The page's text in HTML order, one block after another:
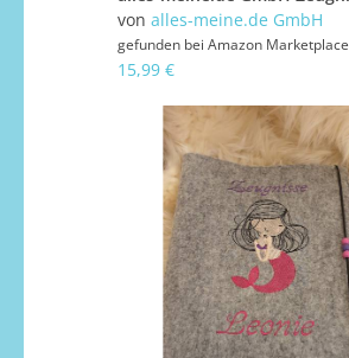
von alles-meine.de GmbH
gefunden bei Amazon Marketplace
15,99 €